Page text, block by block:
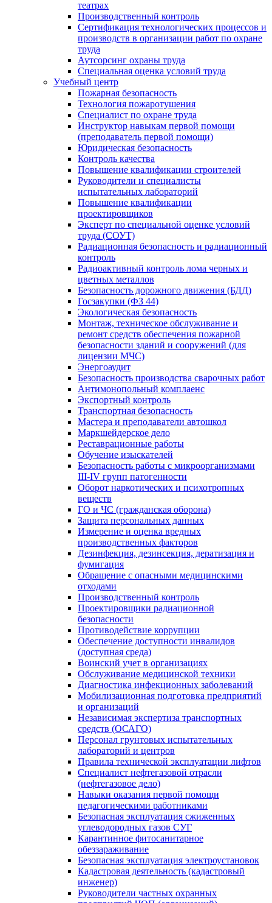
театрах
Производственный контроль
Сертификация технологических процессов и
производств в организации работ по охране
труда
Аутсорсинг охраны труда
Специальная оценка условий труда
Учебный центр
Пожарная безопасность
Технология пожаротушения
Специалист по охране труда
Инструктор навыкам первой помощи
(преподаватель первой помощи)
Юридическая безопасность
Контроль качества
Повышение квалификации строителей
Руководители и специалисты
испытательных лабораторий
Повышение квалификации
проектировщиков
Эксперт по специальной оценке условий
труда (СОУТ)
Радиационная безопасность и радиационный
контроль
Радиоактивный контроль лома черных и
цветных металлов
Безопасность дорожного движения (БДД)
Госзакупки (ФЗ 44)
Экологическая безопасность
Монтаж, техническое обслуживание и
ремонт средств обеспечения пожарной
безопасности зданий и сооружений (для
лицензии МЧС)
Энергоаудит
Безопасность производства сварочных работ
Антимонопольный комплаенс
Экспортный контроль
Транспортная безопасность
Мастера и преподаватели автошкол
Маркшейдерское дело
Реставрационные работы
Обучение изыскателей
Безопасность работы с микроорганизмами
III-IV групп патогенности
Оборот наркотических и психотропных
веществ
ГО и ЧС (гражданская оборона)
Защита персональных данных
Измерение и оценка вредных
производственных факторов
Дезинфекция, дезинсекция, дератизация и
фумигация
Обращение с опасными медицинскими
отходами
Производственный контроль
Проектировщики радиационной
безопасности
Противодействие коррупции
Обеспечение доступности инвалидов
(доступная среда)
Воинский учет в организациях
Обслуживание медицинской техники
Диагностика инфекционных заболеваний
Мобилизационная подготовка предприятий
и организаций
Независимая экспертиза транспортных
средств (ОСАГО)
Персонал грунтовых испытательных
лабораторий и центров
Правила технической эксплуатации лифтов
Специалист нефтегазовой отрасли
(нефтегазовое дело)
Навыки оказания первой помощи
педагогическими работниками
Безопасная эксплуатация сжиженных
углеводородных газов СУГ
Карантинное фитосанитарное
обеззараживание
Безопасная эксплуатация электроустановок
Кадастровая деятельность (кадастровый
инженер)
Руководители частных охранных